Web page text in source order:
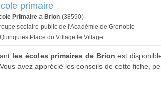
primaire
Primaire à Brion (38590)
scolaire public de l'Académie de Grenoble
Place du Village le Village
les écoles primaires de Brion est
. Vous avez apprécié les conseils de cette fiche,